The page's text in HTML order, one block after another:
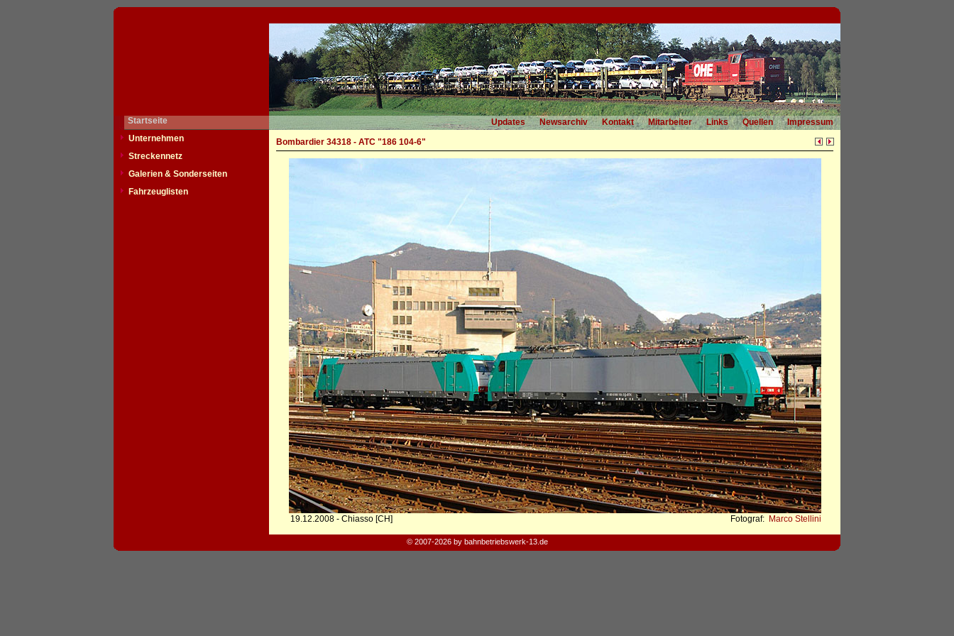
Startseite Updates Newsarchiv Kontakt Mitarbeiter Links Quellen
Impressum
Unternehmen
Streckennetz
Galerien & Sonderseiten
Fahrzeuglisten
Bombardier 34318 - ATC "186 104-6"
19.12.2008 - Chiasso [CH] Fotograf: Marco Stellini
© 2007-2026 by bahnbetriebswerk-13.de